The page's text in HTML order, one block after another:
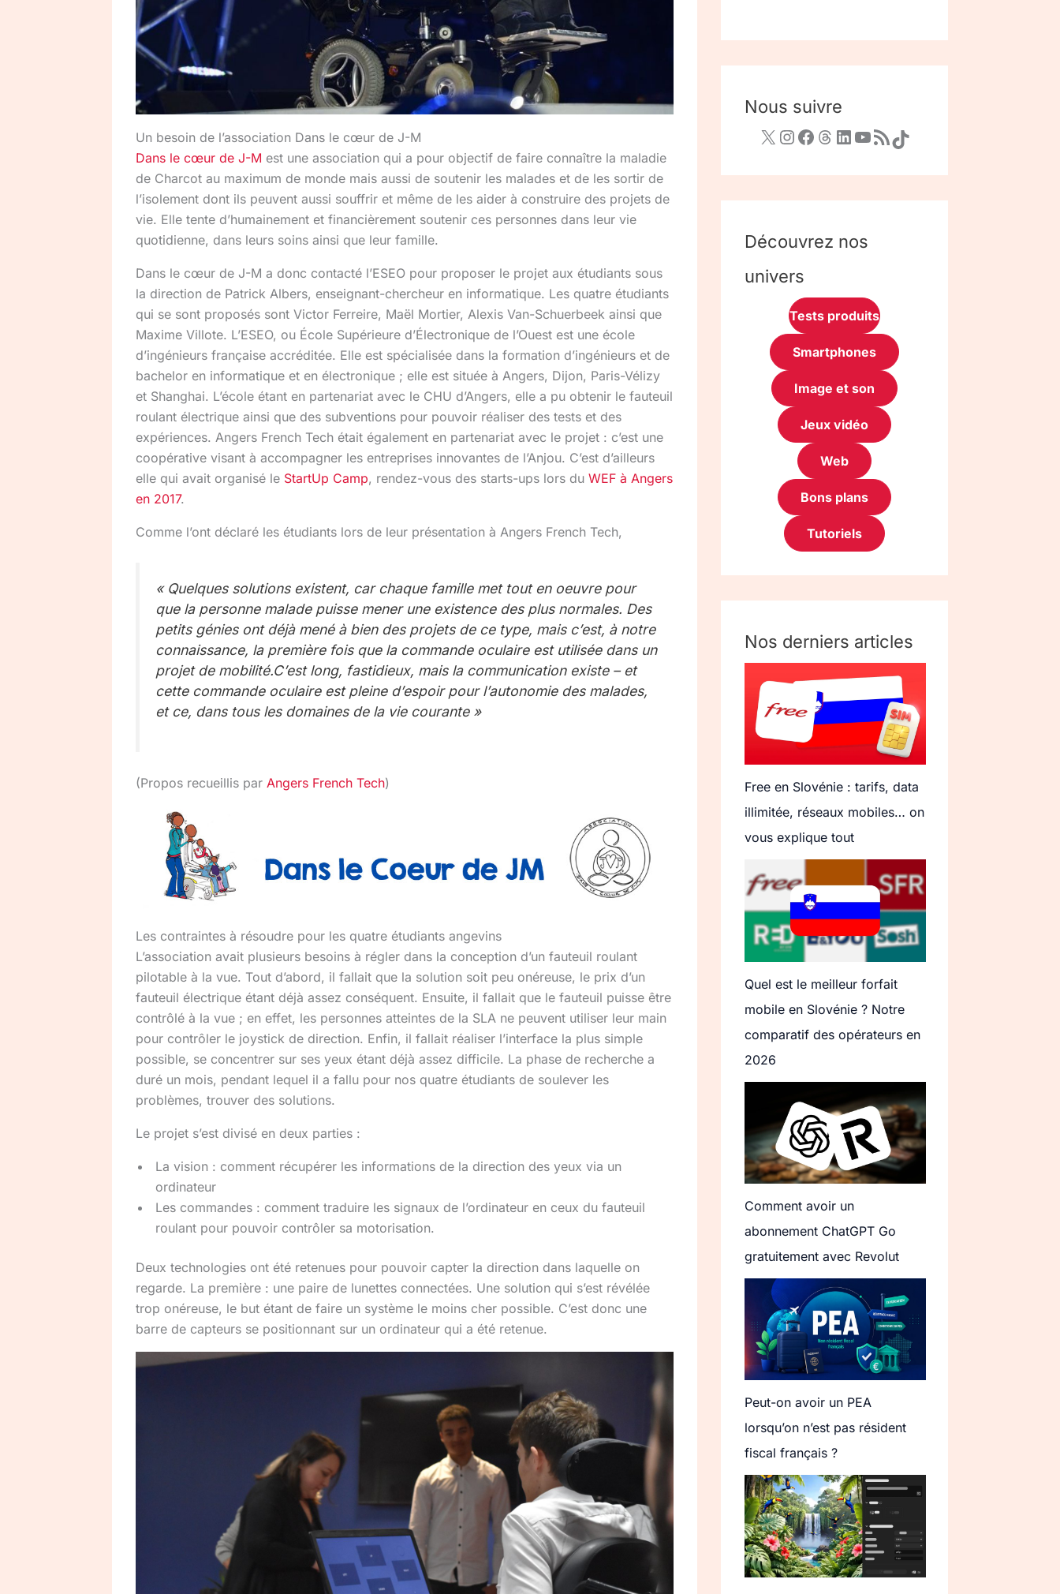
Un besoin de l’association Dans le cœur de J-M
Dans le cœur de J-M est une association qui a pour objectif de faire connaître la maladie
de Charcot au maximum de monde mais aussi de soutenir les malades et de les sortir de
l’isolement dont ils peuvent aussi souffrir et même de les aider à construire des projets de
vie. Elle tente d’humainement et financièrement soutenir ces personnes dans leur vie
quotidienne, dans leurs soins ainsi que leur famille.
Dans le cœur de J-M a donc contacté l’ESEO pour proposer le projet aux étudiants sous
la direction de Patrick Albers, enseignant-chercheur en informatique. Les quatre étudiants
qui se sont proposés sont Victor Ferreire, Maël Mortier, Alexis Van-Schuerbeek ainsi que
Maxime Villote. L’ESEO, ou École Supérieure d’Électronique de l’Ouest est une école
d’ingénieurs française accréditée. Elle est spécialisée dans la formation d’ingénieurs et de
bachelor en informatique et en électronique ; elle est située à Angers, Dijon, Paris-Vélizy
et Shanghai. L’école étant en partenariat avec le CHU d’Angers, elle a pu obtenir le fauteuil
roulant électrique ainsi que des subventions pour pouvoir réaliser des tests et des
expériences. Angers French Tech était également en partenariat avec le projet : c’est une
coopérative visant à accompagner les entreprises innovantes de l’Anjou. C’est d’ailleurs
elle qui avait organisé le StartUp Camp, rendez-vous des starts-ups lors du WEF à Angers
en 2017.
Comme l’ont déclaré les étudiants lors de leur présentation à Angers French Tech,
« Quelques solutions existent, car chaque famille met tout en oeuvre pour
que la personne malade puisse mener une existence des plus normales. Des
petits génies ont déjà mené à bien des projets de ce type, mais c’est, à notre
connaissance, la première fois que la commande oculaire est utilisée dans un
projet de mobilité.C’est long, fastidieux, mais la communication existe – et
cette commande oculaire est pleine d’espoir pour l’autonomie des malades,
et ce, dans tous les domaines de la vie courante »
(Propos recueillis par Angers French Tech)
Les contraintes à résoudre pour les quatre étudiants angevins
L’association avait plusieurs besoins à régler dans la conception d’un fauteuil roulant
pilotable à la vue. Tout d’abord, il fallait que la solution soit peu onéreuse, le prix d’un
fauteuil électrique étant déjà assez conséquent. Ensuite, il fallait que le fauteuil puisse être
contrôlé à la vue ; en effet, les personnes atteintes de la SLA ne peuvent utiliser leur main
pour contrôler le joystick de direction. Enfin, il fallait réaliser l’interface la plus simple
possible, se concentrer sur ses yeux étant déjà assez difficile. La phase de recherche a
duré un mois, pendant lequel il a fallu pour nos quatre étudiants de soulever les
problèmes, trouver des solutions.
Le projet s’est divisé en deux parties :
La vision : comment récupérer les informations de la direction des yeux via un
ordinateur
Les commandes : comment traduire les signaux de l’ordinateur en ceux du fauteuil
roulant pour pouvoir contrôler sa motorisation.
Deux technologies ont été retenues pour pouvoir capter la direction dans laquelle on
regarde. La première : une paire de lunettes connectées. Une solution qui s’est révélée
trop onéreuse, le but étant de faire un système le moins cher possible. C’est donc une
barre de capteurs se positionnant sur un ordinateur qui a été retenue.
Nous suivre
Découvrez nos
univers
Tests produits
Smartphones
Image et son
Jeux vidéo
Web
Bons plans
Tutoriels
Nos derniers articles
Free en Slovénie : tarifs, data
illimitée, réseaux mobiles… on
vous explique tout
Quel est le meilleur forfait
mobile en Slovénie ? Notre
comparatif des opérateurs en
2026
Comment avoir un
abonnement ChatGPT Go
gratuitement avec Revolut
Peut-on avoir un PEA
lorsqu’on n’est pas résident
fiscal français ?